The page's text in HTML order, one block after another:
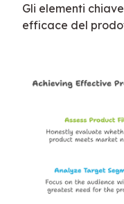
Gli elementi
efficace del